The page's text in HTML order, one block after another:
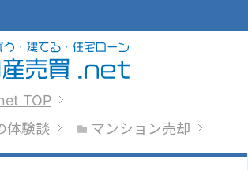
TOP
体験談
マンション売却